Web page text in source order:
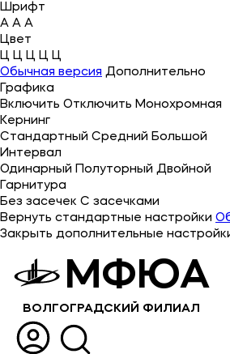
Шрифт
A A A
Цвет
Ц Ц Ц Ц Ц
Обычная версия Дополнительно
Графика
Включить Отключить Монохромная
Кернинг
Стандартный Средний Большой
Интервал
Одинарный Полуторный Двойной
Гарнитура
Без засечек С засечками
Вернуть стандартные настройки
Закрыть дополнительные
МФЮА
ВОЛГОГРАДСКИЙ ФИЛИАЛ
Об университете
Лицензии и документы
Сведения об образовательной
Абитуриенту
Музейно-выставочный центр
Наука
Выпускникам